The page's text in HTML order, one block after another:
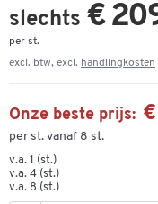
slechts €
per st.
excl. btw, excl. handlingkosten
Onze beste prijs:
per st. vanaf 8 st.
v.a. 1 (st.)
v.a. 4 (st.)
v.a. 8 (st.)